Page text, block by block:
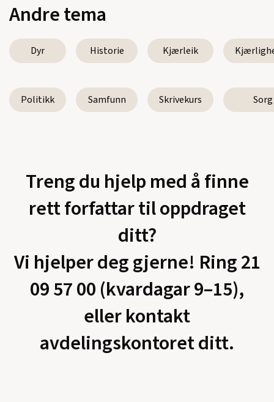
Andre tema
Dyr Historie Kjærleik
Politikk Samfunn Skrivekurs Sorg
Treng du hjelp med å finne
rett forfattar til oppdraget
ditt?
Vi hjelper deg gjerne! Ring 21
09 57 00 (kvardagar 9–15),
eller kontakt
avdelingskontoret ditt.